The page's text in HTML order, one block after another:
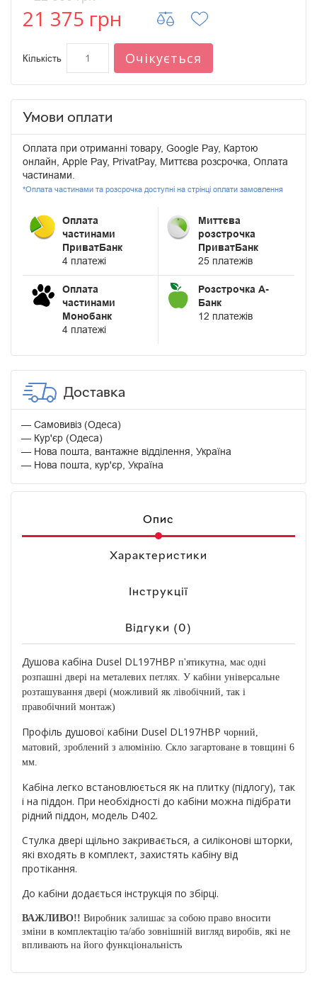
21 375 грн
Кількість Очікується
Умови оплати
Оплата при отриманні товару, Google Pay, Картою
онлайн, Apple Pay, PrivatPay, Миттєва розсрочка, Оплата
частинами.
*Оплата частинами та розсрочка доступні на стрінці оплати замовлення
Оплата
частинами
ПриватБанк
4 платежі
Миттєва
розстрочка
ПриватБанк
25 платежів
Оплата
частинами
Монобанк
4 платежі
Розстрочка А-
Банк
12 платежів
Доставка
Самовивіз (Одеса)
Кур'єр (Одеса)
Нова пошта, вантажне відділення, Україна
Нова пошта, кур'єр, Україна
Опис
Характеристики
Інструкції
Відгуки (0)
Душова кабіна Dusel DL197HBP п'ятикутна, має одні
розпашні двері на металевих петлях. У кабіни універсальне
розташування двері (можливий як лівобічний, так і
правобічний монтаж)
Профіль душової кабіни Dusel DL197HBP чорний,
матовий, зроблений з алюмінію. Скло загартоване в товщині 6
мм.
Кабіна легко встановлюється як на плитку (підлогу), так
і на піддон. При необхідності до кабіни можна підібрати
рідний піддон, модель D402.
Стулка двері щільно закривається, а силіконові шторки,
які входять в комплект, захистять кабіну від
протікання.
До кабіни додається інструкція по збірці.
ВАЖЛИВО!! Виробник залишає за собою право вносити
зміни в комплектацію та/або зовнішній вигляд виробів, які не
впливають на його функціональність